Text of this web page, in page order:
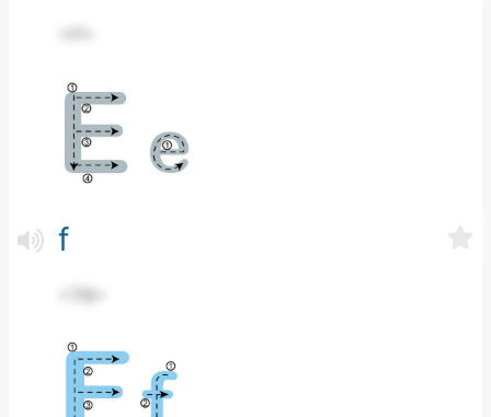
f
«Эф»